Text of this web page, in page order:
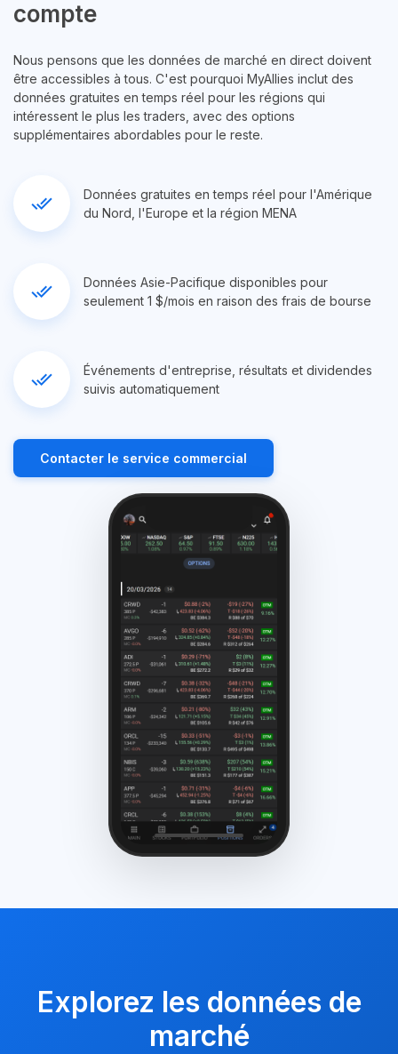
compte
Nous pensons que les données de marché en direct doivent
être accessibles à tous. C'est pourquoi MyAllies inclut des
données gratuites en temps réel pour les régions qui
intéressent le plus les traders, avec des options
supplémentaires abordables pour le reste.
done_all
Données gratuites en temps réel pour l'Amérique
du Nord, l'Europe et la région MENA
done_all
Données Asie-Pacifique disponibles pour
seulement 1 $/mois en raison des frais de bourse
done_all
Événements d'entreprise, résultats et dividendes
suivis automatiquement
Contacter le service commercial
Explorez les données de
marché